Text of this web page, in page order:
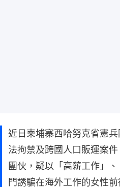
近日柬埔寨西哈努克省憲
法拘禁及跨國人口販運案
團伙，疑以「高薪工作」
門誘騙在海外工作的女性